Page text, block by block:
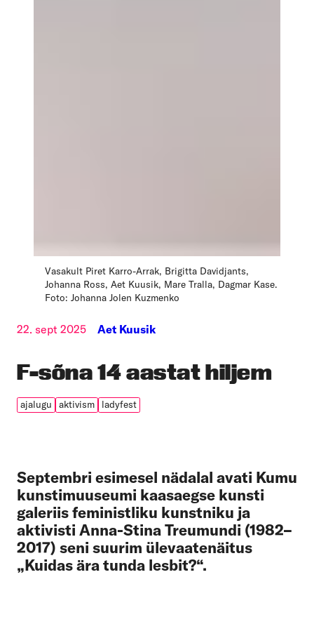
Vasakult Piret Karro-Arrak, Brigitta Davidjants,
Johanna Ross, Aet Kuusik, Mare Tralla, Dagmar Kase.
Foto: Johanna Jolen Kuzmenko
F-sõna 14 aastat hiljem
22. sept 2025 Aet Kuusik
ajalugu aktivism ladyfest
Septembri esimesel nädalal avati Kumu
kunstimuuseumi kaasaegse kunsti
galeriis feministliku kunstniku ja
aktivisti Anna-Stina Treumundi (1982–
2017) seni suurim ülevaatenäitus
„Kuidas ära tunda lesbit?“.